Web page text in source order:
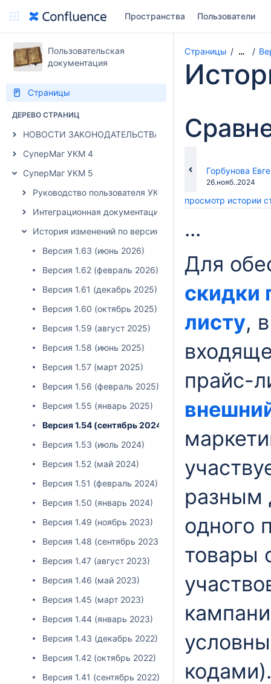
Пространства Пользователи
Пользовательская
документация
Страницы
ДЕРЕВО СТРАНИЦ
НОВОСТИ ЗАКОНОДАТЕЛЬСТВА
СуперМаг УКМ 4
СуперМаг УКМ 5
Руководство пользователя УКМ 5
Интеграционная документация УКМ 5
История изменений по версиям УКМ 5
Версия 1.63 (июнь 2026)
Версия 1.62 (февраль 2026)
Версия 1.61 (декабрь 2025)
Версия 1.60 (октябрь 2025)
Версия 1.59 (август 2025)
Версия 1.58 (июнь 2025)
Версия 1.57 (март 2025)
Версия 1.56 (февраль 2025)
Версия 1.55 (январь 2025)
Версия 1.54 (сентябрь 2024)
Версия 1.53 (июль 2024)
Версия 1.52 (май 2024)
Версия 1.51 (февраль 2024)
Версия 1.50 (январь 2024)
Версия 1.49 (ноябрь 2023)
Версия 1.48 (сентябрь 2023)
Версия 1.47 (август 2023)
Версия 1.46 (май 2023)
Версия 1.45 (март 2023)
Версия 1.44 (январь 2023)
Версия 1.43 (декабрь 2022)
Версия 1.42 (октябрь 2022)
Версия 1.41 (сентябрь 2022)
Страницы …
Горбунова
Сохранено
26.нояб..2024
просмотр истории
...
Для
скидки
листу,
прайс-
разным
одного
товары